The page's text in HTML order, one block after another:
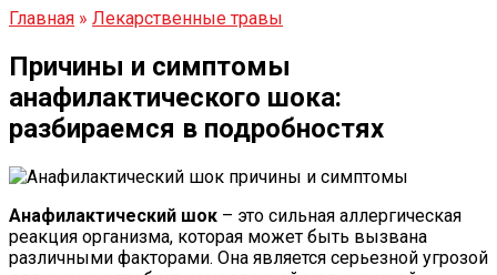
Главная » Лекарственные травы
Причины и симптомы
анафилактического шока:
разбираемся в подробностях
Анафилактический шок – это сильная аллергическая
реакция организма, которая может быть вызвана
различными факторами. Она является серьезной угрозой